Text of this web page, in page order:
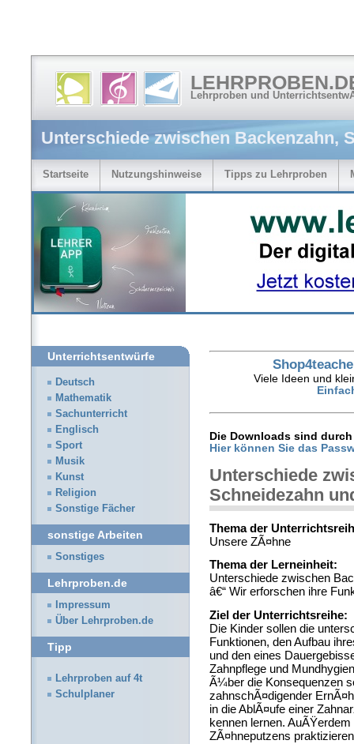
Lehrproben und
Unterschiede zwischen Backenzahn,
Startseite Nutzungshinweise Tipps zu Lehrproben
Viele Ideen und
Die Downloads sind
Hier können Sie das
Unterschiede
Schneidezahn
Thema der
Unsere ZÃ¤hne
Thema der Lerneinheit:
Unterschiede zwischen
â€“ Wir erforschen ihre
Ziel der Unterrichtsreihe:
Die Kinder sollen die
Funktionen, den Aufbau
und den eines
Zahnpflege und
Ã¼ber die Konsequenzen
zahnschÃ¤digender
in die AblÃ¤ufe einer
kennen lernen.
ZÃ¤hneputzens
Unterrichtsentwürfe
Deutsch
Mathematik
Sachunterricht
Englisch
Sport
Musik
Kunst
Religion
Sonstige Fächer
sonstige Arbeiten
Sonstiges
Lehrproben.de
Impressum
Über Lehrproben.de
Tipp
Lehrproben auf 4t
Schulplaner